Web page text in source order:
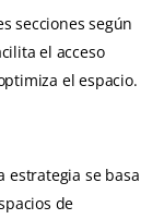
secciones según
el acceso
el espacio.
estrategia se basa
de